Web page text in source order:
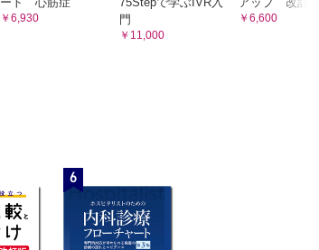
￥6,930
門
￥11,000
￥6,600
6